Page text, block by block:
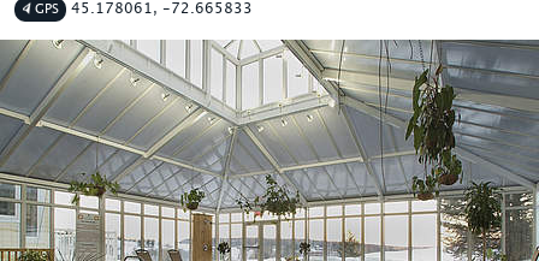
GPS 45.178061, -72.665833